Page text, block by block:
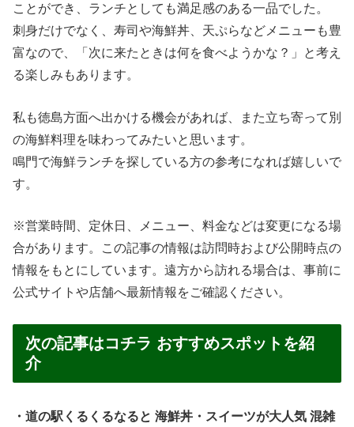
ことができ、ランチとしても満足感のある一品でした。
刺身だけでなく、寿司や海鮮丼、天ぷらなどメニューも豊
富なので、「次に来たときは何を食べようかな？」と考え
る楽しみもあります。
私も徳島方面へ出かける機会があれば、また立ち寄って別
の海鮮料理を味わってみたいと思います。
鳴門で海鮮ランチを探している方の参考になれば嬉しいで
す。
※営業時間、定休日、メニュー、料金などは変更になる場
合があります。この記事の情報は訪問時および公開時点の
情報をもとにしています。遠方から訪れる場合は、事前に
公式サイトや店舗へ最新情報をご確認ください。
次の記事はコチラ おすすめスポットを紹
介
・道の駅くるくるなると 海鮮丼・スイーツが大人気 混雑